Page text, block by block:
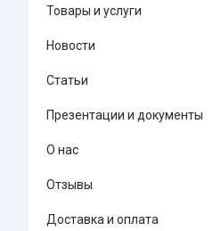
Товары и услуги
Новости
Статьи
Презентации и документы
О нас
Отзывы
Доставка и оплата